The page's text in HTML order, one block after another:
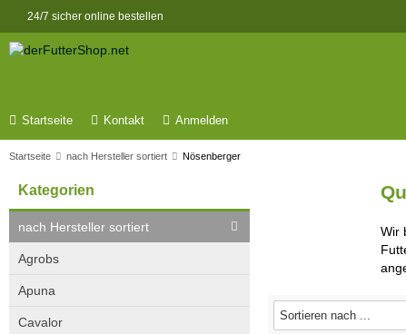
24/7 sicher online bestellen
Startseite Kontakt Anmelden
Startseite nach Hersteller sortiert Nösenberger
Wir
Kategorien
nach Hersteller sortiert
Agrobs
Apuna
Cavalor